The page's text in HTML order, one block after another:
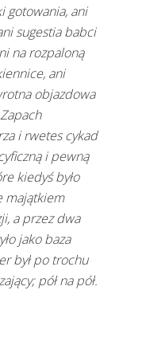
gotowania, ani
sugestia babci
na rozpaloną
ani
objazdowa
i rwetes cykad
i pewną
kiedyś było
majątkiem
a przez dwa
jako baza
był po trochu
pół na pół.